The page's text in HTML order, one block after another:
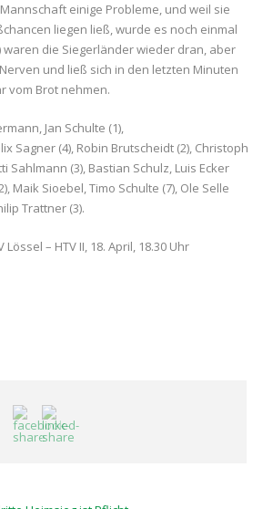
einige Probleme, und weil sie
liegen ließ, wurde es noch einmal
waren die Siegerländer wieder dran, aber
und ließ sich in den letzten Minuten
vom Brot nehmen.
Jan Schulte (1),
Sagner (4), Robin Brutscheidt (2), Christoph
Sahlmann (3), Bastian Schulz, Luis Ecker
Maik Sioebel, Timo Schulte (7), Ole Selle
Trattner (3).
Lössel – HTV II, 18. April, 18.30 Uhr